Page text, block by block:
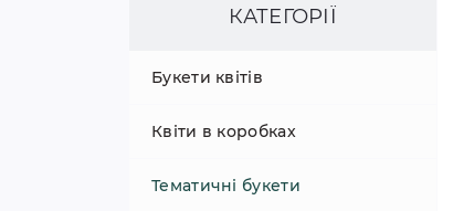
КАТЕГОРІЇ
Букети квітів
Квіти в коробках
Тематичні букети